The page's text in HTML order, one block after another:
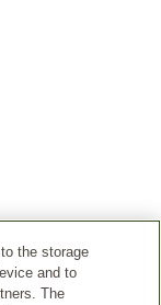
the storage
and to
The